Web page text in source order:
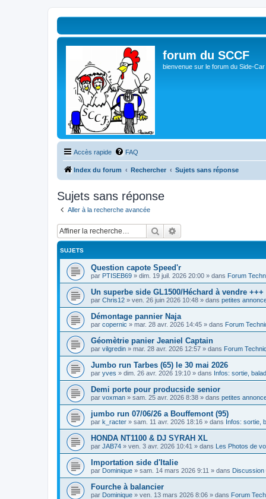
forum du SCCF
bienvenue sur le forum du Side-
Accès rapide FAQ
Index du forum Rechercher Sujets sans réponse
Sujets sans réponse
Aller à la recherche avancée
Rechercher
SUJETS
Question capote Speed'r
par PTISEB69 » dim. 19 juil. 2026 20:00 » dans Forum
Un superbe side GL1500/Héchard à vendre +++
par Chris12 » ven. 26 juin 2026 10:48 » dans petites
Démontage pannier Naja
par copernic » mar. 28 avr. 2026 14:45 » dans Forum
Géomètrie panier Jeaniel Captain
par vilgredin » mar. 28 avr. 2026 12:57 » dans Forum
Jumbo run Tarbes (65) le 30 mai 2026
par yves » dim. 26 avr. 2026 19:10 » dans Infos: sortie,
Demi porte pour producside senior
par voxman » sam. 25 avr. 2026 8:38 » dans petites
jumbo run 07/06/26 a Bouffemont (95)
par k_racter » sam. 11 avr. 2026 18:16 » dans Infos: sortie,
HONDA NT1100 & DJ SYRAH XL
par JAB74 » ven. 3 avr. 2026 10:41 » dans Les Photos de
Importation side d'Italie
par Dominique » sam. 14 mars 2026 9:11 » dans Discussion
Fourche à balancier
par Dominique » ven. 13 mars 2026 8:06 » dans Forum